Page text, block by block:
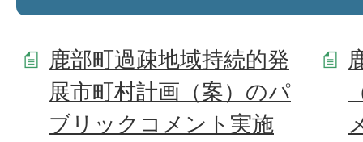
鹿部町過疎地域持続的発
展市町村計画（案）のパ
ブリックコメント実施